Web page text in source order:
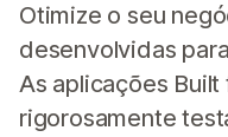
Otimize o seu
desenvolvidas
As aplicações
rigorosamente